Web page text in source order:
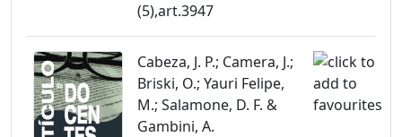
(5),art.3947
Cabeza, J. P.; Camera, J.;
Briski, O.; Yauri Felipe,
M.; Salamone, D. F. &
Gambini, A.